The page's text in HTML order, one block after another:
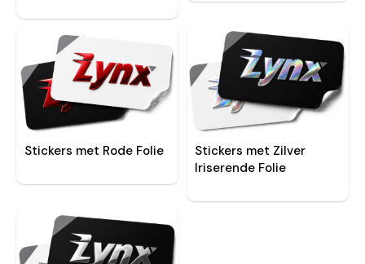
Stickers met Rode Folie
Stickers met Zilver
Iriserende Folie